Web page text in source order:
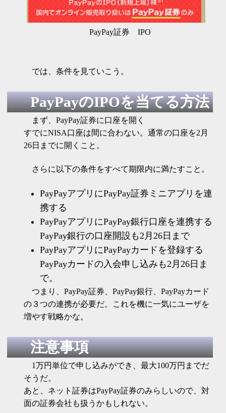
PayPay証券 IPO
では、条件を見ていこう。
PayPayのIPOを当てる方法
まず、PayPay証券に口座を開く
すでにNISA口座は間に合わない。通常の口座を2月
26日までに開くこと。
さらに以下の条件をすべて期限内に満たすこと。
PayPayアプリにPayPay証券ミニアプリを連
携する
PayPayアプリにPayPay銀行口座を連携する
PayPay銀行の口座開設も2月26日まで
PayPayアプリにPayPayカードを登録する
PayPayカードの入会申し込みも2月26日ま
で。
つまり、PayPay証券、PayPay銀行、PayPayカード
の３つの連携が必要だ。これを機に一気にユーザを
増やす戦略かな。
注意事項
1万円単位で申し込みができ、最大100万円までだ
そうだ。
あと、ネット証券はPayPay証券のみらしいので、対
面の証券会社も扱うかもしれない。